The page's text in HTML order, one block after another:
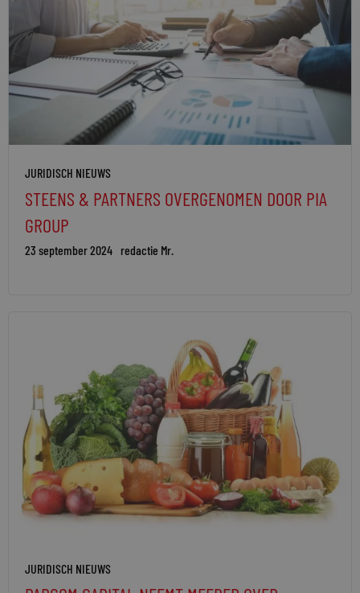
JURIDISCH NIEUWS
STEENS & PARTNERS OVERGENOMEN DOOR PIA
GROUP
23 september 2024 redactie Mr.
JURIDISCH NIEUWS